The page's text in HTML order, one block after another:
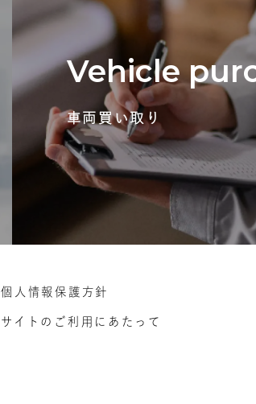
Vehicle
車両買い取り
個人情報保護方針
サイトのご利用にあたって